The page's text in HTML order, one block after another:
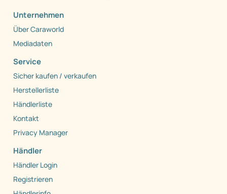
Unternehmen
Über Caraworld
Mediadaten
Service
Sicher kaufen / verkaufen
Herstellerliste
Händlerliste
Kontakt
Privacy Manager
Händler
Händler Login
Registrieren